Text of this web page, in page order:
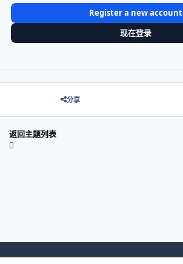
Register a new account
现在登录
分享
返回主题列表